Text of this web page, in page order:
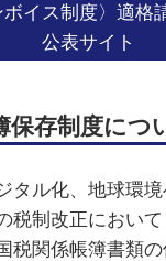
イス制度〉適格
公表サイト
保存制度につ
ル化、地球環境
税制改正におい
税関係帳簿書類